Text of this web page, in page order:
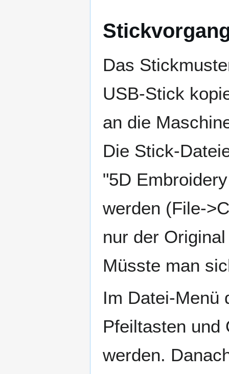
Das
USB-Stick
an die
Die Stick-
"5D
werden (File-
nur der
Müsste man
Im Datei-Menü
Pfeiltasten und
werden.